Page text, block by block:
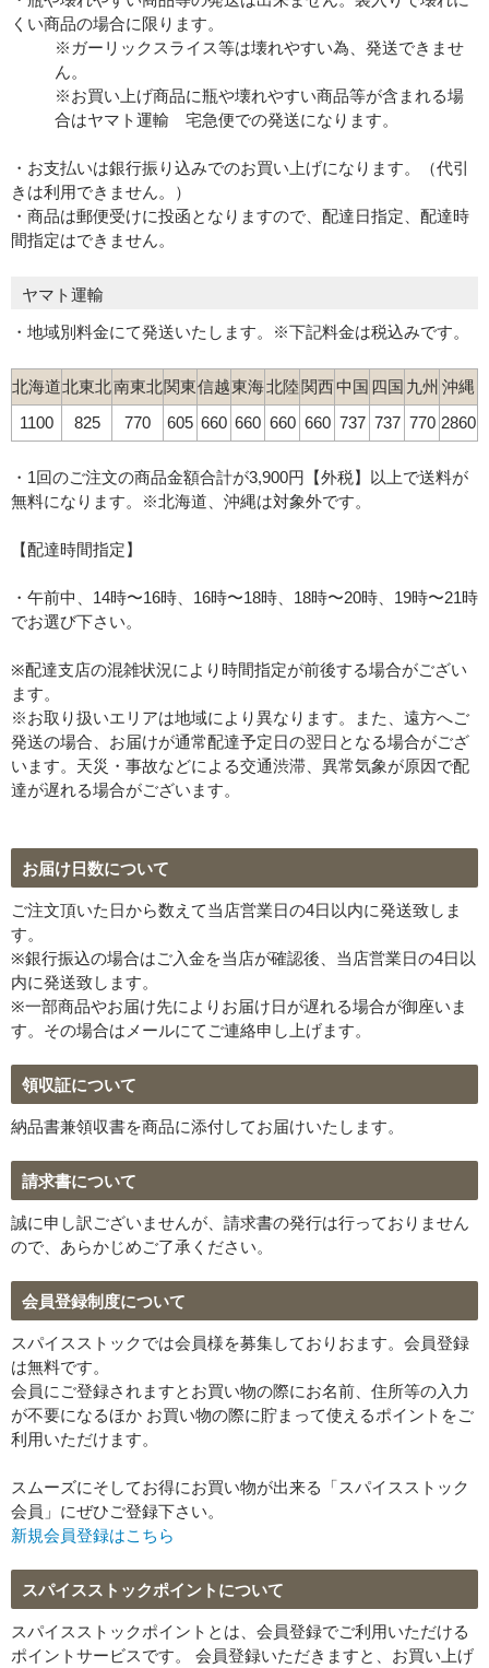
くい商品の場合に限ります。
※ガーリックスライス等は壊れやすい為、発送できませ
ん。
※お買い上げ商品に瓶や壊れやすい商品等が含まれる場
合はヤマト運輸 宅急便での発送になります。
・お支払いは銀行振り込みでのお買い上げになります。（代引
きは利用できません。）
・商品は郵便受けに投函となりますので、配達日指定、配達時
間指定はできません。
ヤマト運輸
・地域別料金にて発送いたします。※下記料金は税込みです。
北海道北東北南東北関東信越東海北陸 関西中国 四国 九州 沖縄
1100
825 770 605 660 660 660 660 737 737 770 2860
・1回のご注文の商品金額合計が3,900円【外税】以上で送料が
無料になります。※北海道、沖縄は対象外です。
【配達時間指定】
・午前中、14時〜16時、16時〜18時、18時〜20時、19時〜21時
でお選び下さい。
※配達支店の混雑状況により時間指定が前後する場合がござい
ます。
※お取り扱いエリアは地域により異なります。また、遠方へご
発送の場合、お届けが通常配達予定日の翌日となる場合がござ
います。天災・事故などによる交通渋滞、異常気象が原因で配
達が遅れる場合がございます。
お届け日数について
ご注文頂いた日から数えて当店営業日の4日以内に発送致しま
す。
※銀行振込の場合はご入金を当店が確認後、当店営業日の4日以
内に発送致します。
※一部商品やお届け先によりお届け日が遅れる場合が御座いま
す。その場合はメールにてご連絡申し上げます。
領収証について
納品書兼領収書を商品に添付してお届けいたします。
請求書について
誠に申し訳ございませんが、請求書の発行は行っておりません
ので、あらかじめご了承ください。
会員登録制度について
スパイスストックでは会員様を募集しておりおます。会員登録
は無料です。
会員にご登録されますとお買い物の際にお名前、住所等の入力
が不要になるほか お買い物の際に貯まって使えるポイントをご
利用いただけます。
スムーズにそしてお得にお買い物が出来る「スパイスストック
会員」にぜひご登録下さい。
新規会員登録はこちら
スパイスストックポイントについて
スパイスストックポイントとは、会員登録でご利用いただける
ポイントサービスです。 会員登録いただきますと、お買い上げ